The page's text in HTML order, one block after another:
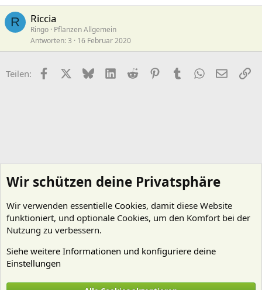
R Riccia
Ringo Pflanzen Allgemein
Antworten 3 16 Februar 2020
Teilen: FacebookX (Twitter)
BlueskyLinkedIn
Reddit PinterestTumblr WhatsApp
E-Mail
Wir schützen deine Privatsphäre
Wir verwenden essentielle Cookies, damit diese Website
funktioniert, und optionale Cookies, um den Komfort bei der
Nutzung zu verbessern.
Siehe weitere Informationen und konfiguriere deine
Einstellungen